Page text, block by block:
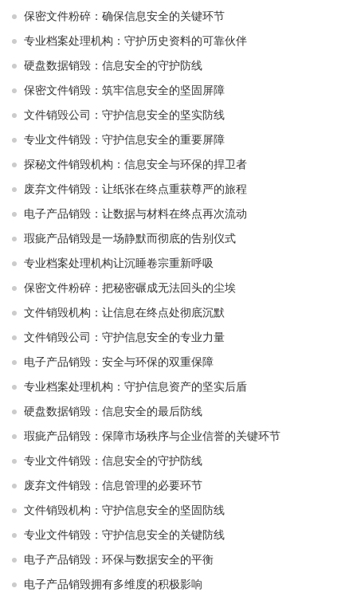
保密文件粉碎：确保信息安全的关键环节
专业档案处理机构：守护历史资料的可靠伙伴
硬盘数据销毁：信息安全的守护防线
保密文件销毁：筑牢信息安全的坚固屏障
文件销毁公司：守护信息安全的坚实防线
专业文件销毁：守护信息安全的重要屏障
探秘文件销毁机构：信息安全与环保的捍卫者
废弃文件销毁：让纸张在终点重获尊严的旅程
电子产品销毁：让数据与材料在终点再次流动
瑕疵产品销毁是一场静默而彻底的告别仪式
专业档案处理机构让沉睡卷宗重新呼吸
保密文件粉碎：把秘密碾成无法回头的尘埃
文件销毁机构：让信息在终点处彻底沉默
文件销毁公司：守护信息安全的专业力量
电子产品销毁：安全与环保的双重保障
专业档案处理机构：守护信息资产的坚实后盾
硬盘数据销毁：信息安全的最后防线
瑕疵产品销毁：保障市场秩序与企业信誉的关键环节
专业文件销毁：信息安全的守护防线
废弃文件销毁：信息管理的必要环节
文件销毁机构：守护信息安全的坚固防线
专业文件销毁：守护信息安全的关键防线
电子产品销毁：环保与数据安全的平衡
电子产品销毁拥有多维度的积极影响